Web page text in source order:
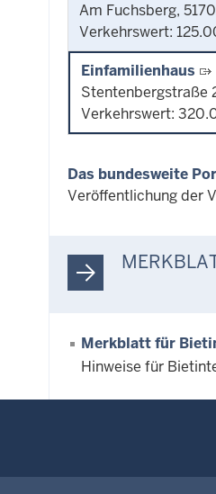
Am Fuchsberg,
Verkehrswert:
Einfamilienhaus
Stentenbergstraße
Verkehrswert:
Das bundesweite
Veröffentlichung der
Merkblatt für
Hinweise für